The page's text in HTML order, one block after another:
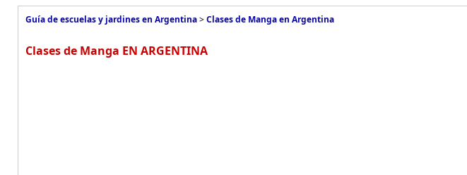
Guía de escuelas y jardines en Argentina>Clases de Manga en Argentina
Clases de Manga EN ARGENTINA